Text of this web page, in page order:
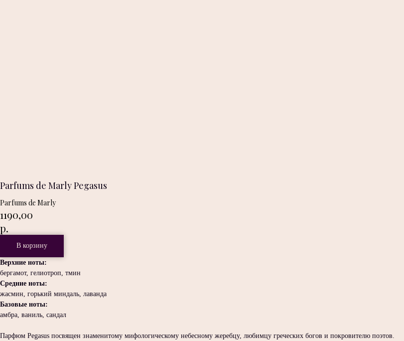
Parfums de Marly Pegasus
Parfums de Marly
1190,00
р.
В корзину
Верхние ноты:
бергамот, гелиотроп, тмин
Средние ноты:
жасмин, горький миндаль, лаванда
Базовые ноты:
амбра, ваниль, сандал
Парфюм Pegasus посвящен знаменитому мифологическому небесному жеребцу, любимцу греческих богов и покровителю поэтов.